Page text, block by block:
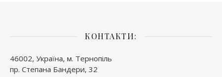
КОНТАКТИ:
46002, Україна, м. Тернопіль
пр. Степана Бандери, 32